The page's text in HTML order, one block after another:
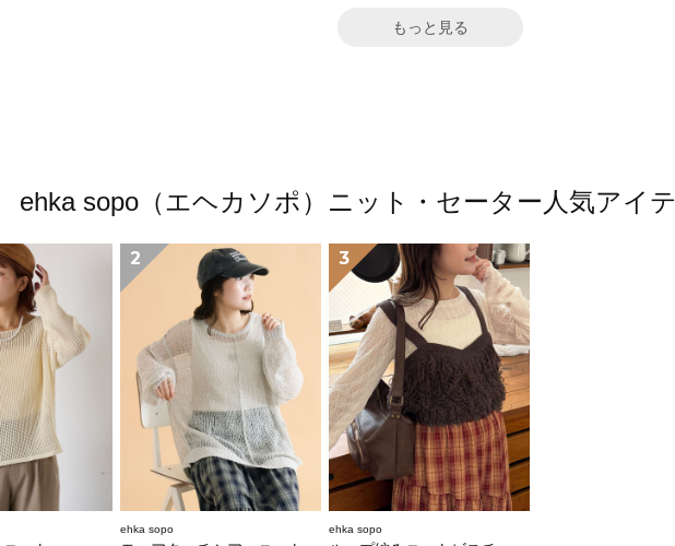
もっと見る
ehka sopo（エヘカソポ）ニット・セーター人気アイ
2
ehka sopo
3
ehka sopo